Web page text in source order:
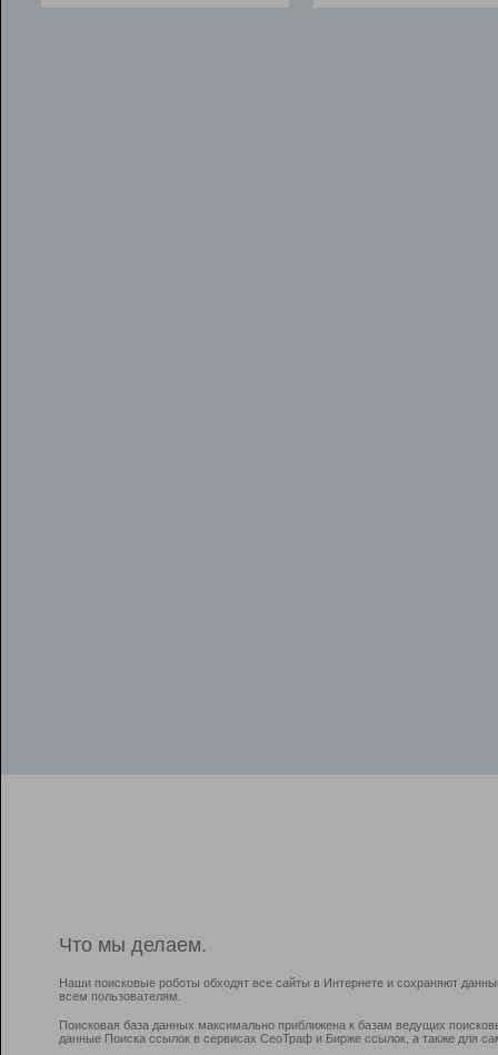
Что мы делаем.
Наши поисковые роботы обходят все сайты в Интернете и сохраняют
всем пользователям.
Поисковая база данных максимально приближена к базам ведущих
данные Поиска ссылок в сервисах СеоТраф и Бирже ссылок, а также для